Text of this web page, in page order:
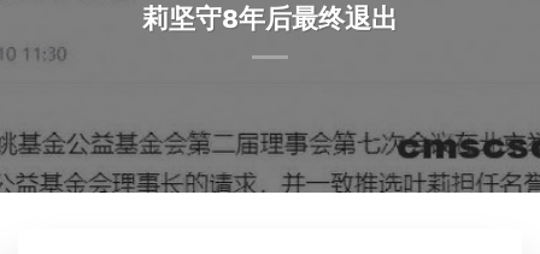
莉坚守8年后最终退出